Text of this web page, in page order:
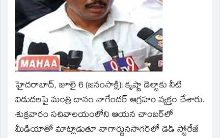
హైదరాబాద్‌, జూలై 6 (జనంసాక్షి): కృష్ణా డెల్టాకు నీటి
విడుదలపై మంత్రి దానం నాగేందర్‌ ఆగ్రహం వ్యక్తం చేశారు.
శుక్రవారం సచివాలయంలోని ఆయన చాంబర్‌లో
మీడియాతో మాట్లాడుతూ నాగార్జునసాగర్‌లో డెడ్‌ స్టోరేజీ